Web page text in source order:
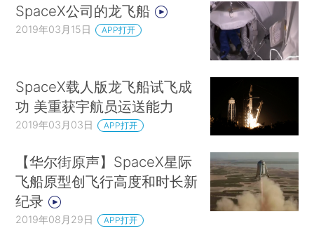
SpaceX公司的龙飞船
2019年03月15日 APP打开
SpaceX载人版龙飞船试飞成
功 美重获宇航员运送能力
2019年03月03日 APP打开
【华尔街原声】SpaceX星际
飞船原型创飞行高度和时长新
纪录
2019年08月29日 APP打开